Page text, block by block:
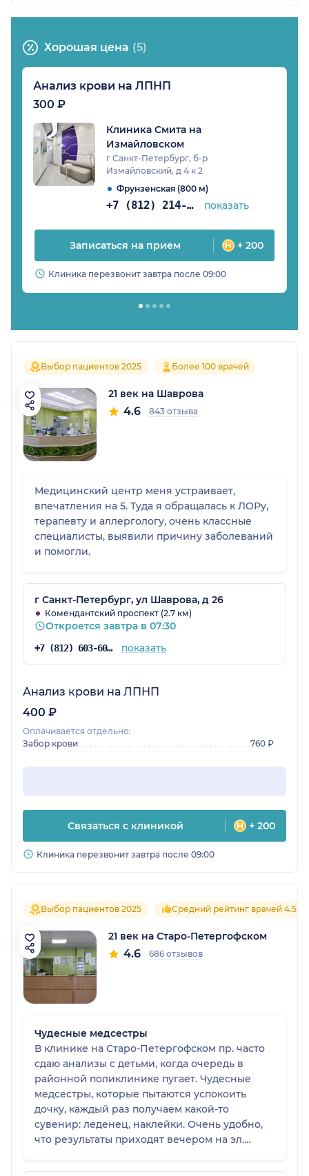
Хорошая цена (5)
Анализ крови на ЛПНП
300 ₽
Клиника Смита на
Измайловском
г Санкт-Петербург, б-р
Измайловский, д 4 к 2
Фрунзенская (800 м)
+7 (812) 214-40-51 показать
Записаться на прием + 200
Клиника перезвонит завтра после 09:00
Выбор пациентов 2025 Более 100 врачей
21 век на Шаврова
4.6 843 отзыва
Медицинский центр меня устраивает,
впечатления на 5. Туда я обращалась к ЛОРу,
терапевту и аллергологу, очень классные
специалисты, выявили причину заболеваний
и помогли.
г Санкт-Петербург, ул Шаврова, д 26
Комендантский проспект (2.7 км)
Откроется завтра в 07:30
+7 (812) 603-60-42 показать
Анализ крови на ЛПНП
400 ₽
Оплачивается отдельно:
Забор крови
760 ₽
Связаться с клиникой + 200
Клиника перезвонит завтра после 09:00
Выбор пациентов 2025 Средний рейтинг врачей 4.5
21 век на Старо-Петергофском
4.6 686 отзывов
Чудесные медсестры
В клинике на Старо-Петергофском пр. часто
сдаю анализы с детьми, когда очередь в
районной поликлинике пугает. Чудесные
медсестры, которые пытаются успокоить
дочку, каждый раз получаем какой-то
сувенир: леденец, наклейки. Очень удобно,
что результаты приходят вечером на эл.
для забора крови: вечером сестра